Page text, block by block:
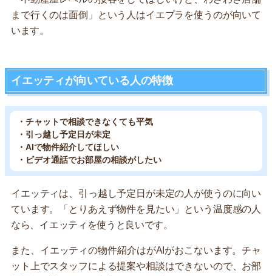
まで行くのは面倒」という人はイエプラを使うのが向いて
います。
イエッティが向いている人の特徴
・チャットで相談できなくても平気
・引っ越し予定日が未定
・AIで物件紹介してほしい
・ビデオ通話でお部屋の相談がしたい
イエッティは、引っ越し予定日が未定の人が使うのに向い
ています。「とりあえず物件を見たい」という温度感の人
なら、イエッティを使うと良いです。
また、イエッティの物件紹介はがAIがおこないます。チャ
ット上でスタッフによる提案や相談はできないので、お部